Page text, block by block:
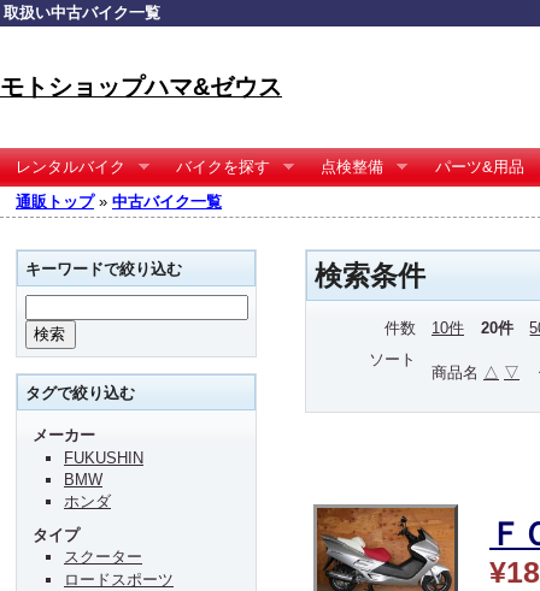
取扱い中古バイク一覧
モトショップハマ&ゼウス
レンタルバイク バイクを探す 点検整備
パーツ&用品
通販トップ» 中古バイク一覧
検索条件
件数 10件 20件
ソート
商品名 △ ▽
Ｆ
キーワードで絞り込む
タグで絞り込む
メーカー
FUKUSHIN
BMW
ホンダ
タイプ
スクーター
ロードスポーツ